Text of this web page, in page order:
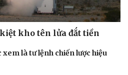
kho tên lửa đắt tiền
là tư lệnh chiến lược hiệu